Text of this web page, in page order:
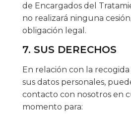
de Encargados del
no realizará ninguna
obligación legal.
7. SUS DERECHOS
En relación con la
sus datos personales,
contacto con nosotros en
momento para: